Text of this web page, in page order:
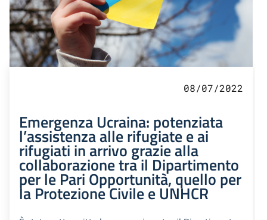
08/07/2022
Emergenza Ucraina: potenziata
l’assistenza alle rifugiate e ai
rifugiati in arrivo grazie alla
collaborazione tra il Dipartimento
per le Pari Opportunità, quello per
la Protezione Civile e UNHCR